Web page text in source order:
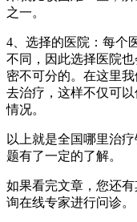
之一。
4、选择的医院：每个
不同，因此选择医院
密不可分的。在这里
去治疗，这样不仅可
情况。
以上就是全国哪里治
题有了一定的了解。
如果看完文章，您还
询在线专家进行问诊。